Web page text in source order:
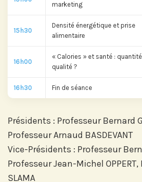
marketing
15h30
Densité énergétique et prise
alimentaire
16h00
« Calories » et santé :
qualité ?
16h30 Fin de séance
Présidents : Professeur Bernard
Professeur Arnaud BASDEVANT
Vice-Présidents : Professeur
Professeur Jean-Michel
SLAMA
Abonnez-vous sur
Si vous préférez suivre
mail, recevez nos
Journée annuelle
Prix Projets de Recherche